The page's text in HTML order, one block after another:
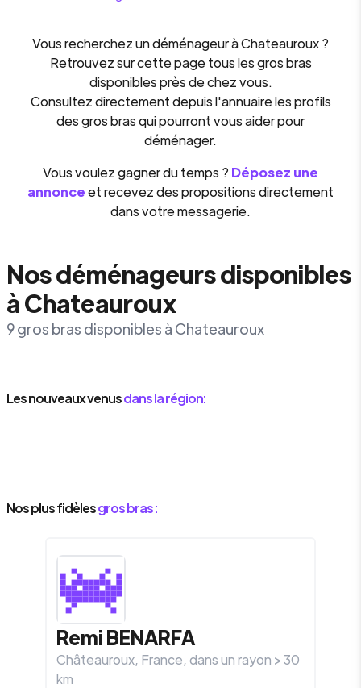
Vous recherchez undéménageuràChateauroux?
Retrouvez sur cette page tous les gros bras
disponibles près de chez vous.
Consultez directement depuis l'annuaire les profils
des gros bras qui pourront vous aider pour
déménager.
Vous voulez gagner du temps ? Déposez une
annonceet recevez des propositions directement
dans votre messagerie.
Nos déménageurs disponibles
à Chateauroux
9 gros bras disponibles à Chateauroux
Les nouveaux venusdans la région:
Nos plus fidèlesgros bras :
RemiBENARFA
Châteauroux, France, dans un rayon >30
km